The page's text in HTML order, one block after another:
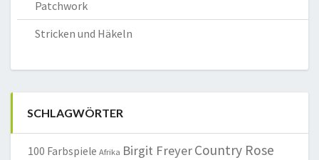
Patchwork
Stricken und Häkeln
SCHLAGWÖRTER
100 Farbspiele Afrika Birgit FreyerCountry Rose